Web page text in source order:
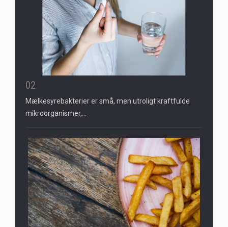
02
Mælkesyrebakterier er små, men utroligt kraftfulde
mikroorganismer,…